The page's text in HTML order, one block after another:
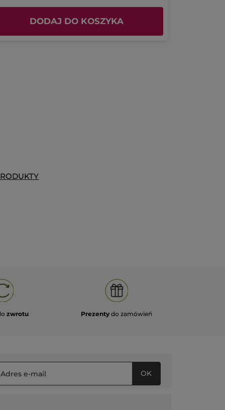
DODAJ DO KOSZYKA
zwrotu Prezenty do zamówień
OK